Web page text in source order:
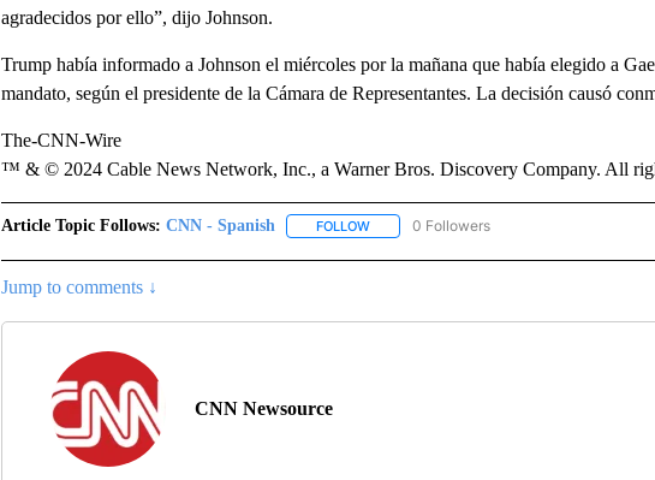
agradecidos por ello”, dijo Johnson.
Trump había informado a Johnson el miércoles por la mañana que había elegido a
mandato, según el presidente de la Cámara de Representantes. La decisión causó
The-CNN-Wire
™ & © 2024 Cable News Network, Inc., a Warner Bros. Discovery Company. All
Article Topic Follows: CNN - Spanish FOLLOWFOLLOW "CNN - SPANISH" TO RECEIVE
0 Followers
Jump to comments ↓
CNN Newsource